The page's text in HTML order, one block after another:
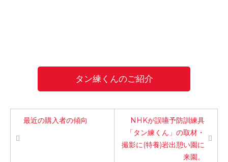
タン練くんのご紹介
最近の購入者の傾向
NHKが誤嚥予防訓練具
「タン練くん」の取材・
撮影に(特養)岩出憩い園に
来園。